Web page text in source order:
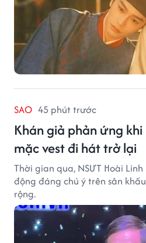
SAO 45 phút trước
Khán giả phản ứng khi
mặc vest đi hát trở lại
Thời gian qua, NSƯT Hoài
động đáng chú ý trên sân
rộng.